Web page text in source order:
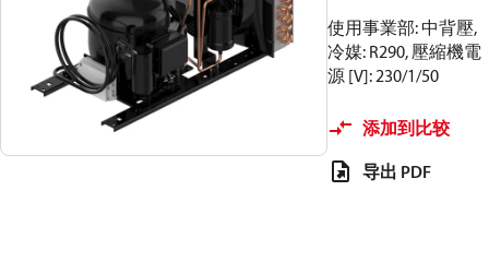
使用事業部: 中背壓,
冷媒: R290, 壓縮機電
源 [V]: 230/1/50
添加到比较
导出 PDF